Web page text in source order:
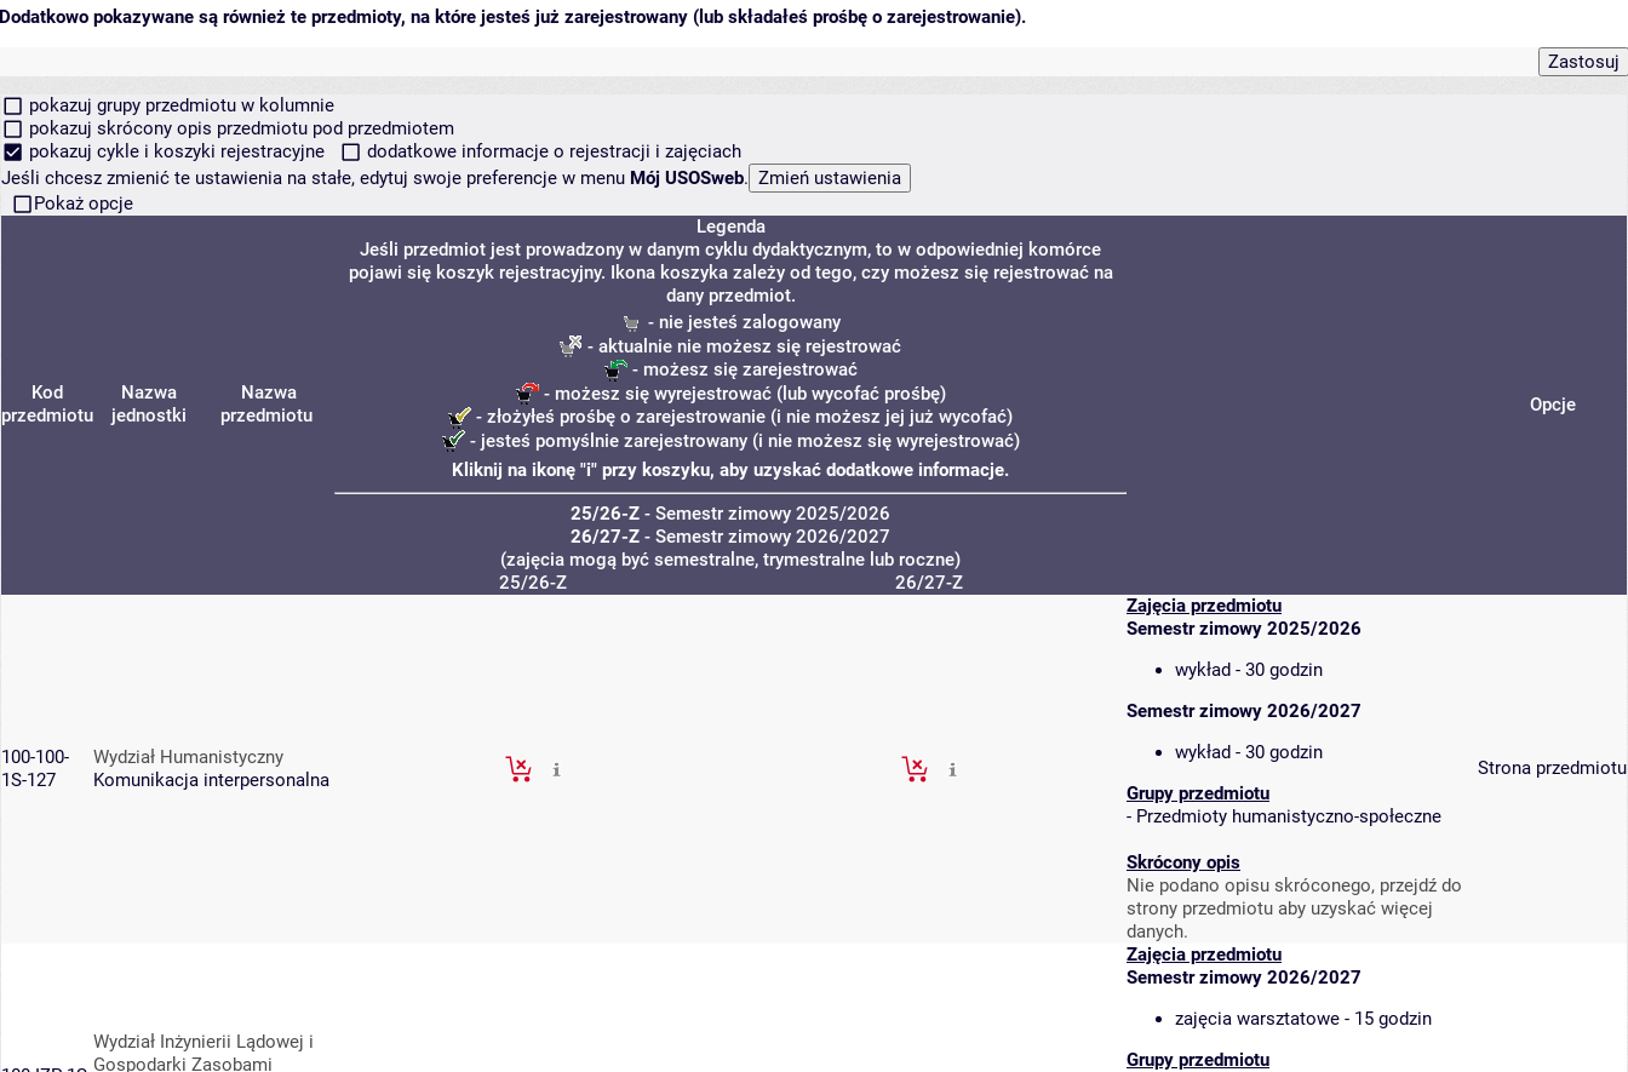
Dodatkowo pokazywane są również te przedmioty, na które jesteś już zarejestrowany (lub składałeś prośbę o zarejestrowanie).
pokazuj grupy przedmiotu w kolumnie
pokazuj skrócony opis przedmiotu pod przedmiotem
pokazuj cykle i koszyki rejestracyjne
dodatkowe informacje o rejestracji i zajęciach
Jeśli chcesz zmienić te ustawienia na stałe, edytuj swoje preferencje w menu Mój USOSweb.
Pokaż opcje
Kod
przedmiotu
Nazwa
jednostki
Nazwa
przedmiotu
Legenda
Jeśli przedmiot jest prowadzony w danym cyklu dydaktycznym, to w odpowiedniej komórce
pojawi się koszyk rejestracyjny. Ikona koszyka zależy od tego, czy możesz się rejestrować na
dany przedmiot.
- nie jesteś zalogowany
- aktualnie nie możesz się rejestrować
- możesz się zarejestrować
- możesz się wyrejestrować (lub wycofać prośbę)
- złożyłeś prośbę o zarejestrowanie (i nie możesz jej już wycofać)
- jesteś pomyślnie zarejestrowany (i nie możesz się wyrejestrować)
Kliknij na ikonę "i" przy koszyku, aby uzyskać dodatkowe informacje.
25/26-Z - Semestr zimowy 2025/2026
26/27-Z - Semestr zimowy 2026/2027
(zajęcia mogą być semestralne, trymestralne lub roczne)
Opcje
25/26-Z 26/27-Z
100-100-
1S-127
Wydział Humanistyczny
Komunikacja interpersonalna
Zajęcia przedmiotu
Semestr zimowy 2025/2026
wykład - 30 godzin
Semestr zimowy 2026/2027
wykład - 30 godzin
Grupy przedmiotu
- Przedmioty humanistyczno-społeczne
Skrócony opis
Nie podano opisu skróconego, przejdź do
strony przedmiotu aby uzyskać więcej
danych.
Strona przedmiotu
Wydział Inżynierii Lądowej i
Gospodarki Zasobami
Zajęcia przedmiotu
Semestr zimowy 2026/2027
zajęcia warsztatowe - 15 godzin
Grupy przedmiotu